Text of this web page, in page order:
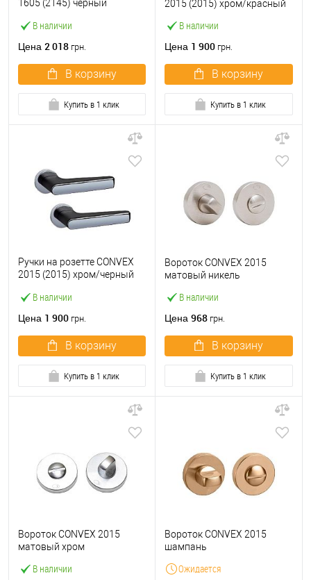
В наличии
1605 (2145) черный
Цена 2 018 грн.
В корзину
Купить в 1 клик
В наличии
2015 (2015) хром/красный
Цена 1 900 грн.
В корзину
Купить в 1 клик
В наличии
Ручки на розетте CONVEX
2015 (2015) хром/черный
Цена 1 900 грн.
В корзину
Купить в 1 клик
В наличии
Вороток CONVEX 2015
матовый никель
Цена 968 грн.
В корзину
Купить в 1 клик
В наличии
Вороток CONVEX 2015
матовый хром
Ожидается
Вороток CONVEX 2015
шампань